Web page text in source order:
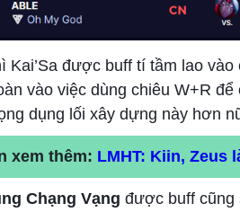
Kai’Sa được buff tí tầm lao
vào việc dùng chiêu W+R
dụng lối xây dựng này hơn
xem thêm: LMHT: Kiin, Zeus
Chạng Vạng được buff cũng